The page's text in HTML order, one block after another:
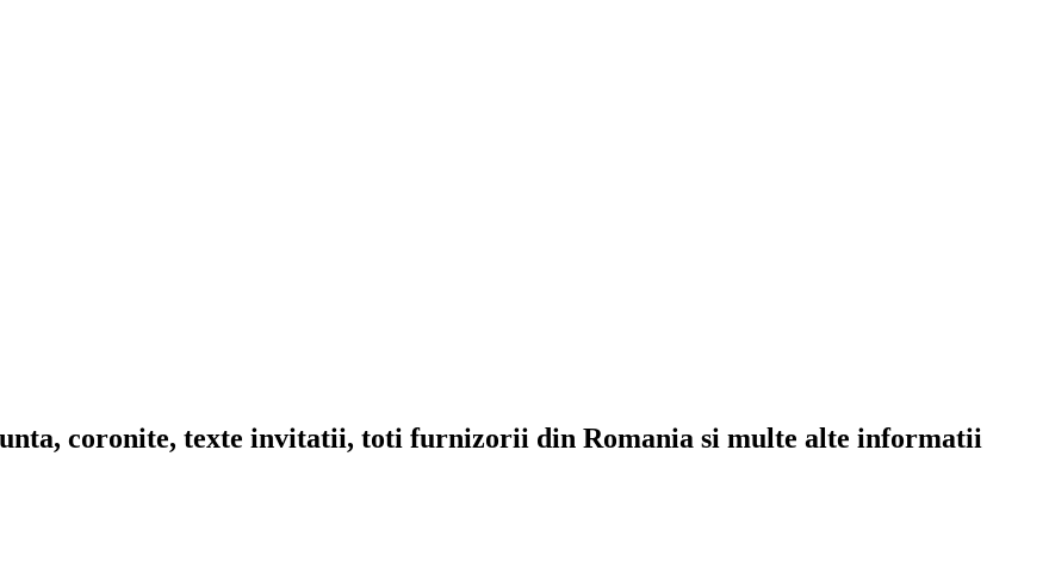
coronite, texte invitatii, toti furnizorii din Romania si multe alte informatii